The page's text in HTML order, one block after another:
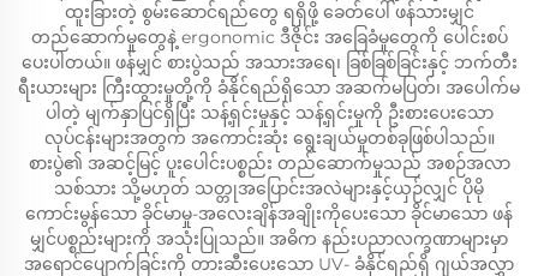
ထူးခြားတဲ့ စွမ်းဆောင်ရည်တွေ ရရှိဖို့ ခေတ်ပေါ် ဖန်သားမျှင်
တည်ဆောက်မှုတွေနဲ့ ergonomic ဒီဇိုင်း အခြေခံမူတွေကို ပေါင်းစပ်
ပေးပါတယ်။ ဖန်မျှင် စားပွဲသည် အသားအရေ၊ ခြစ်ခြစ်ခြင်းနှင့် ဘက်တီး
ရီးယားများ ကြီးထွားမှုတို့ကို ခံနိုင်ရည်ရှိသော အဆက်မပြတ်၊ အပေါက်မ
ပါတဲ့ မျက်နှာပြင်ရှိပြီး သန့်ရှင်းမှုနှင့် သန့်ရှင်းမှုကို ဦးစားပေးသော
လုပ်ငန်းများအတွက် အကောင်းဆုံး ရွေးချယ်မှုတစ်ခုဖြစ်ပါသည်။
စားပွဲ၏ အဆင့်မြင့် ပူးပေါင်းပစ္စည်း တည်ဆောက်မှုသည် အစဉ်အလာ
သစ်သား သို့မဟုတ် သတ္တုအပြောင်းအလဲများနှင့်ယှဉ်လျှင် ပိုမို
ကောင်းမွန်သော ခိုင်မာမှု-အလေးချိန်အချိုးကိုပေးသော ခိုင်မာသော ဖန်
မျှင်ပစ္စည်းများကို အသုံးပြုသည်။ အဓိက နည်းပညာလက္ခဏာများမှာ
အရောင်ပျောက်ခြင်းကို တားဆီးပေးသော UV- ခံနိုင်ရည်ရှိ ဂျယ်အလွှာ